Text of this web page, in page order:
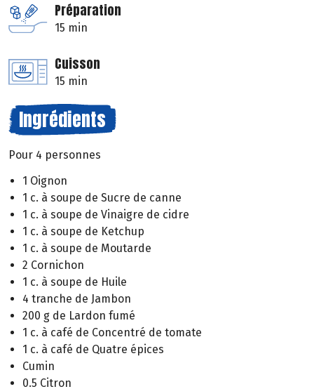
Préparation
15 min
Cuisson
15 min
Ingrédients
Pour 4 personnes
1 Oignon
1 c. à soupe de Sucre de canne
1 c. à soupe de Vinaigre de cidre
1 c. à soupe de Ketchup
1 c. à soupe de Moutarde
2 Cornichon
1 c. à soupe de Huile
4 tranche de Jambon
200 g de Lardon fumé
1 c. à café de Concentré de tomate
1 c. à café de Quatre épices
Cumin
0.5 Citron